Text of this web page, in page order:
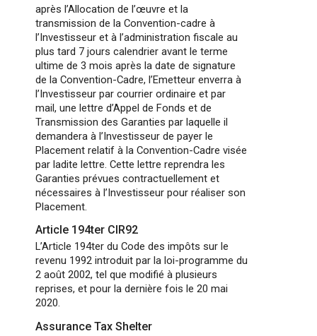
après l’Allocation de l’œuvre et la
transmission de la Convention-cadre à
l’Investisseur et à l’administration fiscale au
plus tard 7 jours calendrier avant le terme
ultime de 3 mois après la date de signature
de la Convention-Cadre, l’Emetteur enverra à
l’Investisseur par courrier ordinaire et par
mail, une lettre d’Appel de Fonds et de
Transmission des Garanties par laquelle il
demandera à l’Investisseur de payer le
Placement relatif à la Convention-Cadre visée
par ladite lettre. Cette lettre reprendra les
Garanties prévues contractuellement et
nécessaires à l’Investisseur pour réaliser son
Placement.
Article 194ter CIR92
L’Article 194ter du Code des impôts sur le
revenu 1992 introduit par la loi-programme du
2 août 2002, tel que modifié à plusieurs
reprises, et pour la dernière fois le 20 mai
2020.
Assurance Tax Shelter